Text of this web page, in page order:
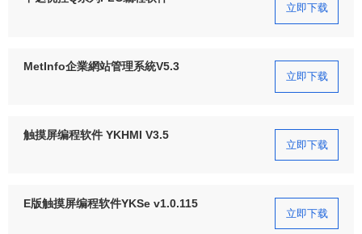
立即下载
MetInfo企業網站管理系統V5.3
立即下载
触摸屏编程软件 YKHMI V3.5
立即下载
E版触摸屏编程软件YKSe v1.0.115
立即下载